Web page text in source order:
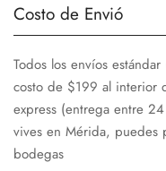
Costo de Envió
Todos los envíos
costo de $199 al interior
express (entrega entre
vives en Mérida, puedes
bodegas